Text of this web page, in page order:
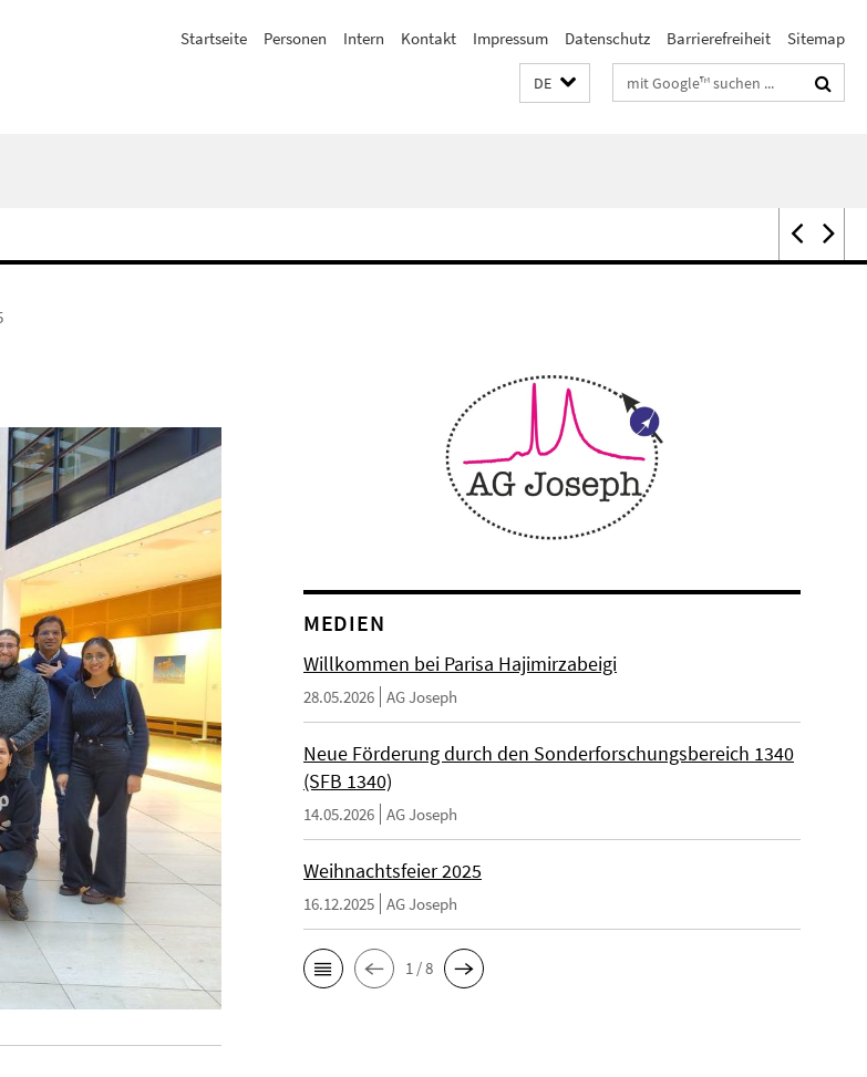
Startseite Personen Intern Kontakt Impressum Datenschutz Barrierefreiheit Sitemap
DE Suchbegriffe
MEDIEN
Willkommen bei Parisa Hajimirzabeigi
28.05.2026 AG Joseph
Neue Förderung durch den Sonderforschungsbereich 1340
(SFB 1340)
14.05.2026 AG Joseph
Weihnachtsfeier 2025
16.12.2025 AG Joseph
1 / 8